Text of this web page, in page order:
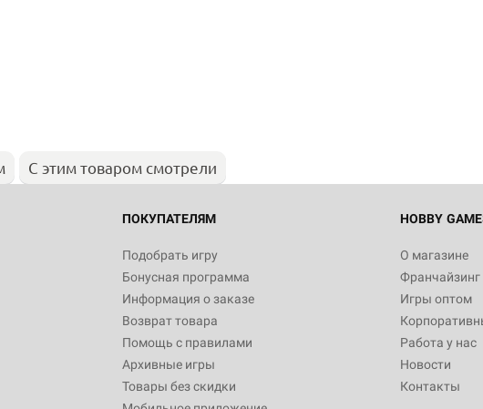
С этим товаром смотрели
ПОКУПАТЕЛЯМ
Подобрать игру
Бонусная программа
Информация о заказе
Возврат товара
Помощь с правилами
Архивные игры
Товары без скидки
HOBBY
О магазине
Франчайзинг
Игры оптом
Работа у нас
Новости
Контакты
"Мир
империи:
799
империи.
Рубеж
12 990